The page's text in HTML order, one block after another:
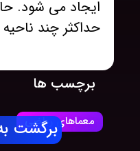
حداکثر چند
برچسب ها
معماهای ریاضی
برگشت